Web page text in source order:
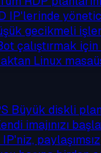
IP'lerinde
gecikmeli
çalıştırmak
Linux
Büyük diskli
imajınızı
IP'niz, paylaşımsız